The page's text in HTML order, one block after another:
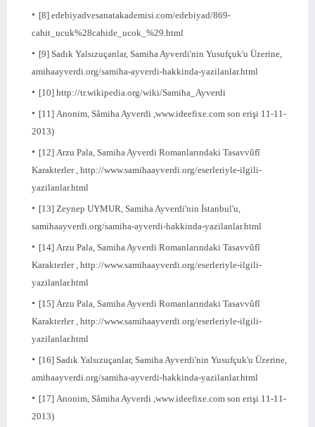
[8] edebiyadvesanatakademisi.com/edebiyad/869-
cahit_ucuk%28cahide_ucok_%29.html
[9] Sadık Yalsızuçanlar, Samiha Ayverdi'nin Yusufçuk'u Üzerine,
amihaayverdi.org/samiha-ayverdi-hakkinda-yazilanlar.html
[10] http://tr.wikipedia.org/wiki/Samiha_Ayverdi
[11] Anonim, Sâmiha Ayverdi ,www.ideefixe.com son erişi 11-11-
2013)
[12] Arzu Pala, Samiha Ayverdi Romanlarındaki Tasavvûfî
Karakterler , http://www.samihaayverdi.org/eserleriyle-ilgili-
yazilanlar.html
[13] Zeynep UYMUR, Samiha Ayverdi'nin İstanbul'u,
samihaayverdi.org/samiha-ayverdi-hakkinda-yazilanlar.html
[14] Arzu Pala, Samiha Ayverdi Romanlarındaki Tasavvûfî
Karakterler , http://www.samihaayverdi.org/eserleriyle-ilgili-
yazilanlar.html
[15] Arzu Pala, Samiha Ayverdi Romanlarındaki Tasavvûfî
Karakterler , http://www.samihaayverdi.org/eserleriyle-ilgili-
yazilanlar.html
[16] Sadık Yalsızuçanlar, Samiha Ayverdi'nin Yusufçuk'u Üzerine,
amihaayverdi.org/samiha-ayverdi-hakkinda-yazilanlar.html
[17] Anonim, Sâmiha Ayverdi ,www.ideefixe.com son erişi 11-11-
2013)